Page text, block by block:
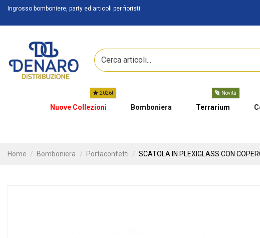
Ingrosso bomboniere, party ed articoli per fioristi
Nuove Collezioni
2026!
Bomboniera Terrarium
Novità
Home Bomboniera Portaconfetti SCATOLA IN PLEXIGLASS CON